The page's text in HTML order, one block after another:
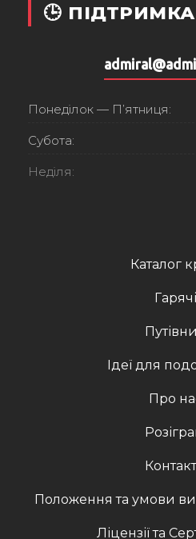
Каталог
Гарячі
Ідеї для
Про
Положення та умови
Ліцензії та
🕒
Понеділок — П’ятниця:
Субота:
Неділя: